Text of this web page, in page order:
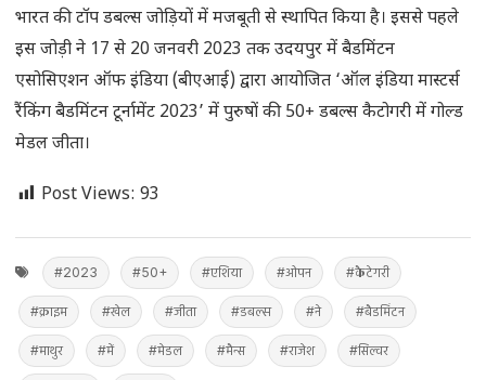
भारत की टॉप डबल्स जोड़ियों में मजबूती से स्थापित किया है। इससे पहले
इस जोड़ी ने 17 से 20 जनवरी 2023 तक उदयपुर में बैडमिंटन
एसोसिएशन ऑफ इंडिया (बीएआई) द्वारा आयोजित ‘ऑल इंडिया मास्टर्स
रैंकिंग बैडमिंटन टूर्नामेंट 2023’ में पुरुषों की 50+ डबल्स कैटोगरी में गोल्ड
मेडल जीता।
Post Views: 93
#2023 #50+ #एशिया #ओपन #कैटेगरी
#क्राइम #खेल #जीता #डबल्स #ने #बैडमिंटन
#माथुर #में #मेडल #मैन्स #राजेश #सिल्वर